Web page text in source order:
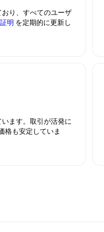
り、すべてのユーザ
明 を定期的に更新し
ます。取引が活発に
格も安定していま